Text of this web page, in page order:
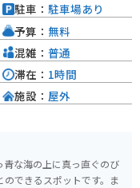
な海の上に真っ直ぐのび
できるスポットです。ま
駐車： 駐車場あり
予算： 無料
混雑： 普通
滞在： 1時間
施設： 屋外